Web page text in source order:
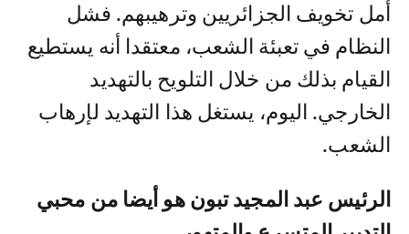
أمل تخويف الجزائريين وترهيبهم. فشل
النظام في تعبئة الشعب، معتقدا أنه يستطيع
القيام بذلك من خلال التلويح بالتهديد
الخارجي. اليوم، يستغل هذا التهديد لإرهاب
الشعب.
الرئيس عبد المجيد تبون هو أيضا من محبي